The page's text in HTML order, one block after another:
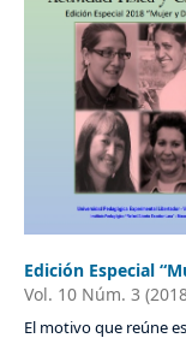
Edición Especial
Vol. 10 Núm. 3
El motivo que reúne